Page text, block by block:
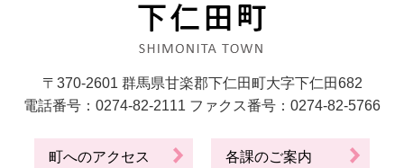
〒370-2601 群馬県甘楽郡下仁田町大字下仁田682
電話番号：0274-82-2111 ファクス番号：0274-82-5766
町へのアクセス 各課のご案内